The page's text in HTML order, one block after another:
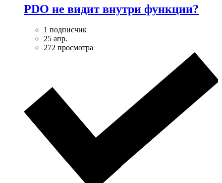
PDO не видит внутри функции?
1 подписчик
25 апр.
272 просмотра